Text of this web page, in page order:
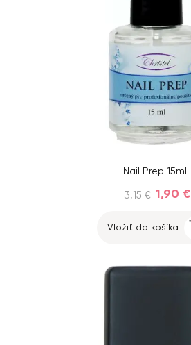
Nail Prep 15ml
3,15 € 1,90 €
Vložiť do košíka